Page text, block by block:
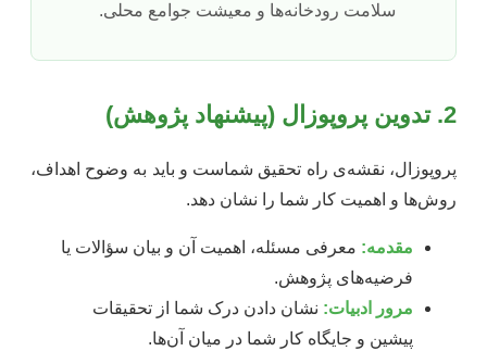
سلامت رودخانه‌ها و معیشت جوامع محلی.
2. تدوین پروپوزال (پیشنهاد پژوهش)
پروپوزال، نقشه‌ی راه تحقیق شماست و باید به وضوح اهداف،
روش‌ها و اهمیت کار شما را نشان دهد.
مقدمه: معرفی مسئله، اهمیت آن و بیان سؤالات یا
فرضیه‌های پژوهش.
مرور ادبیات: نشان دادن درک شما از تحقیقات
پیشین و جایگاه کار شما در میان آن‌ها.